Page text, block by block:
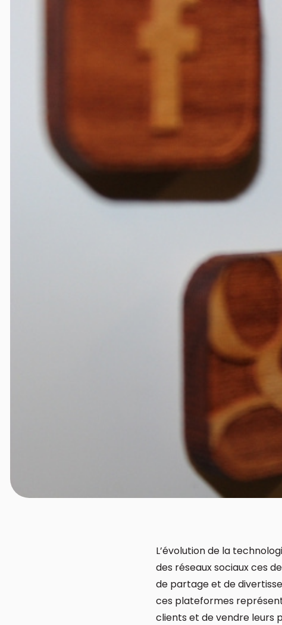
L’évolution de la
des réseaux sociaux ces
de partage et de
ces plateformes
clients et de vendre leurs